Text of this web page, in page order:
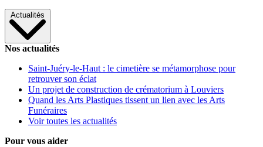
Actualités
Nos actualités
Saint-Juéry-le-Haut : le cimetière se métamorphose pour
retrouver son éclat
Un projet de construction de crématorium à Louviers
Quand les Arts Plastiques tissent un lien avec les Arts
Funéraires
Voir toutes les actualités
Pour vous aider